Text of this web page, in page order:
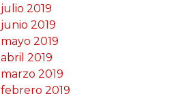
julio 2019
junio 2019
mayo 2019
abril 2019
marzo 2019
febrero 2019